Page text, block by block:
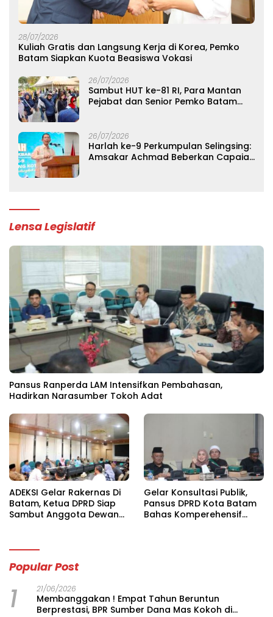
28/07/2026
Kuliah Gratis dan Langsung Kerja di Korea, Pemko
Batam Siapkan Kuota Beasiswa Vokasi
26/07/2026
Sambut HUT ke-81 RI, Para Mantan
Pejabat dan Senior Pemko Batam
26/07/2026
Harlah ke-9 Perkumpulan Selingsing:
Amsakar Achmad Beberkan Capaian
Lensa Legislatif
Pansus Ranperda LAM Intensifkan Pembahasan,
Hadirkan Narasumber Tokoh Adat
ADEKSI Gelar Rakernas Di
Batam, Ketua DPRD Siap
Sambut Anggota Dewan
Gelar Konsultasi Publik,
Pansus DPRD Kota Batam
Bahas Komperehensif
Popular Post
1 21/06/2026
Membanggakan ! Empat Tahun Beruntun
Berprestasi, BPR Sumber Dana Mas Kokoh di